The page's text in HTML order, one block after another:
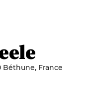
Béthune, France